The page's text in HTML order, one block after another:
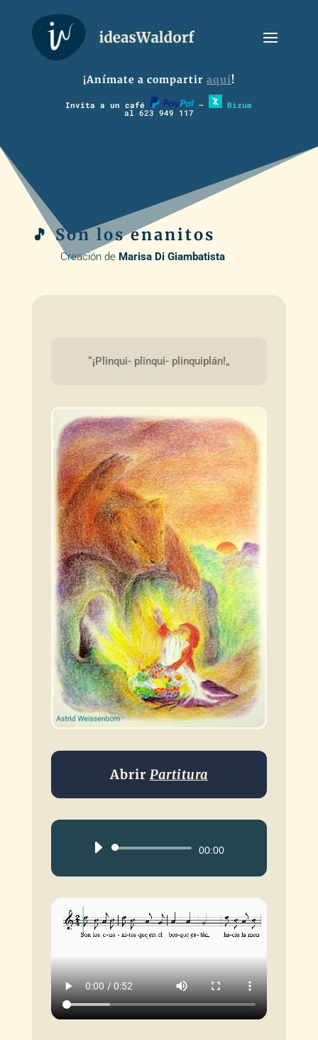
¡Anímate a compartir aquí!
Invita a un café – Bizum
al 623 949 117
🎵 Son los enanitos
Creación de Marisa Di Giambatista
“¡Plinqui- plinqui- plinquiplán!„
Abrir Partitura
Reproductor00:00